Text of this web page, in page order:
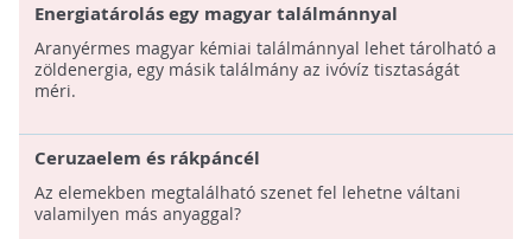
Energiatárolás egy magyar találmánnyal
Aranyérmes magyar kémiai találmánnyal lehet tárolható a
zöldenergia, egy másik találmány az ivóvíz tisztaságát
méri.
Ceruzaelem és rákpáncél
Az elemekben megtalálható szenet fel lehetne váltani
valamilyen más anyaggal?